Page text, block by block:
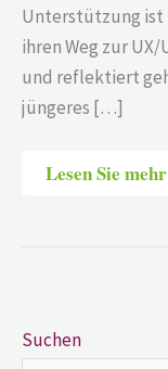
Unterstützung ist
ihren Weg zur
und reflektiert
jüngeres […]
Lesen Sie
Suchen